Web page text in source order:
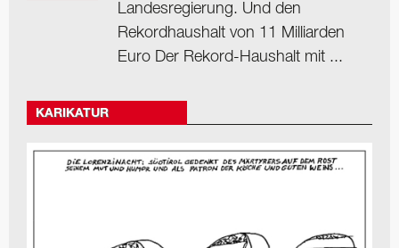
Landesregierung. Und den
Rekordhaushalt von 11 Milliarden
Euro Der Rekord-Haushalt mit ...
KARIKATUR